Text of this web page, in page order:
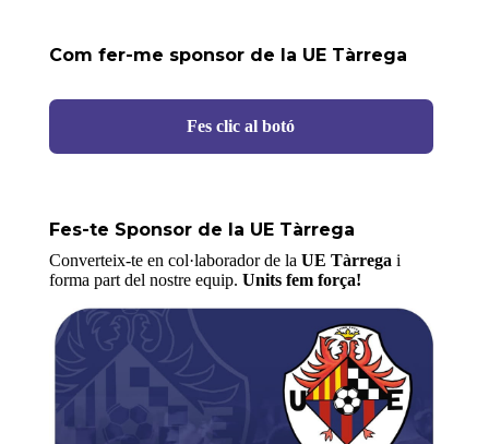
Com fer-me sponsor de la UE Tàrrega
Fes clic al botó
Fes-te Sponsor de la UE Tàrrega
Converteix-te en col·laborador de la UE Tàrrega i
forma part del nostre equip. Units fem força!